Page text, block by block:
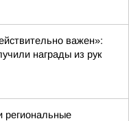
важен»:
награды из рук
региональные